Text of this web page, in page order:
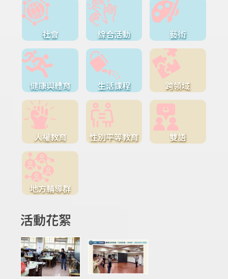
社會 綜合活動 藝術
健康與體育 生活課程 跨領域
人權教育 性別平等教育 雙語
地方輔導群
活動花絮